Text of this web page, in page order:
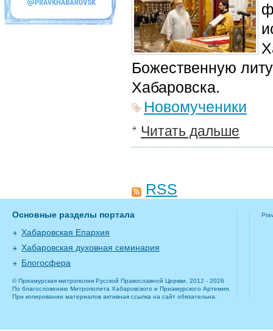
Божественную
Хабаровска.
Новомученики
Читать дальше
RSS
Основные разделы портала
Хабаровская Епархия
Хабаровская духовная семинария
Блогосфера
© Приамурская митрополия Русской Православной Церкви, 2012 - 2026
По благословению Митрополита Хабаровского и Приамурского Артемия.
При копировании материалов активная ссылка на сайт обязательна.